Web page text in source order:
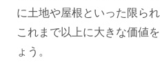
に土地や屋根といった限ら
これまで以上に大きな価値
ょう。